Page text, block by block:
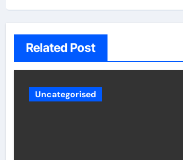
Related Post
Uncategorised